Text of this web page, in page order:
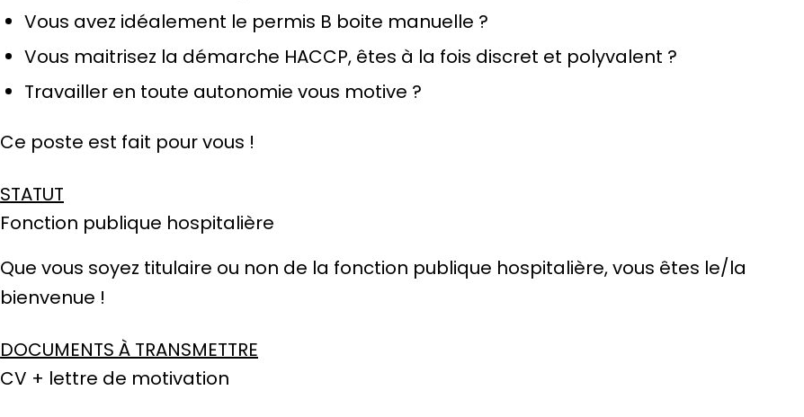
Vous avez idéalement le permis B boite manuelle ?
Vous maitrisez la démarche HACCP, êtes à la fois discret et polyvalent ?
Travailler en toute autonomie vous motive ?
Ce poste est fait pour vous !
STATUT
Fonction publique hospitalière
Que vous soyez titulaire ou non de la fonction publique hospitalière, vous êtes le/la
bienvenue !
DOCUMENTS À TRANSMETTRE
CV + lettre de motivation